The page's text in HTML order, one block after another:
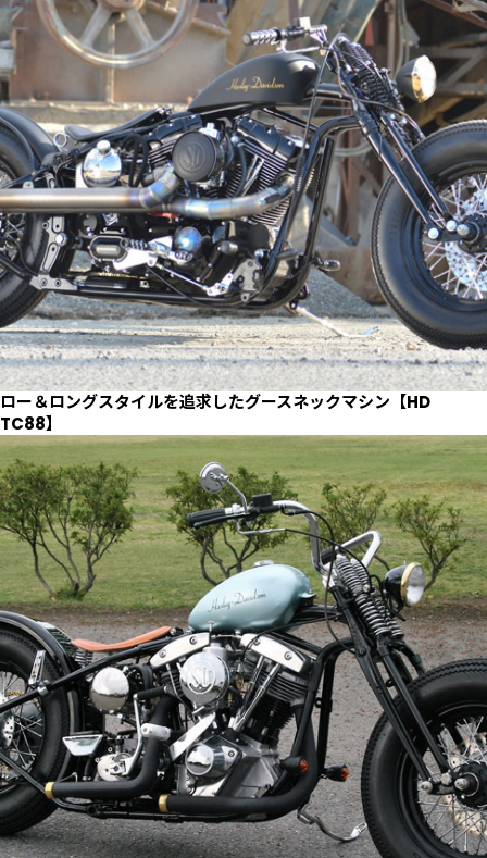
ロー＆ロングスタイルを追求したグースネックマシン【HD
TC88】